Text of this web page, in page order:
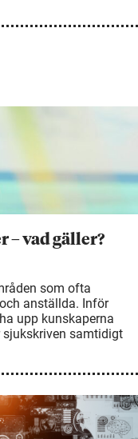
– vad gäller?
som ofta
anställda. Inför
upp kunskaperna
samtidigt